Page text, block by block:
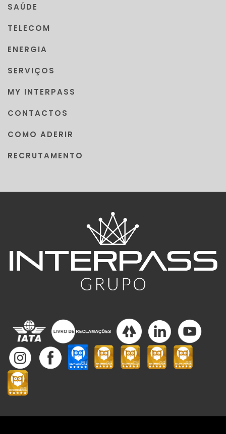
SAÚDE
TELECOM
ENERGIA
SERVIÇOS
MY INTERPASS
CONTACTOS
COMO ADERIR
RECRUTAMENTO